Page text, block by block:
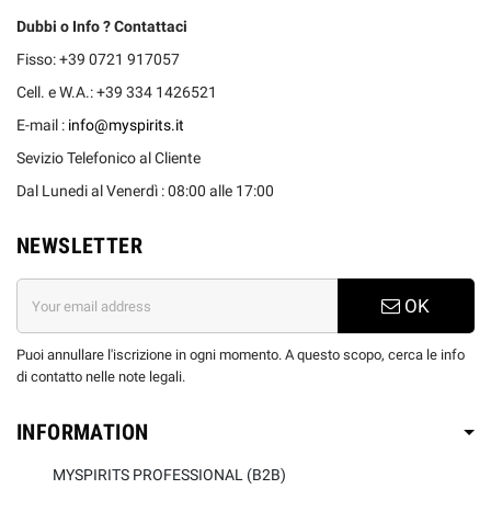
Dubbi o Info ? Contattaci
Fisso: +39 0721 917057
Cell. e W.A.: +39 334 1426521
E-mail : info@myspirits.it
Sevizio Telefonico al Cliente
Dal Lunedi al Venerdì : 08:00 alle 17:00
NEWSLETTER
OK
Puoi annullare l'iscrizione in ogni momento. A questo scopo, cerca le info
di contatto nelle note legali.
INFORMATION
MYSPIRITS PROFESSIONAL (B2B)